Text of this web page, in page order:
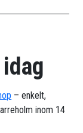
– enkelt,
inom 14